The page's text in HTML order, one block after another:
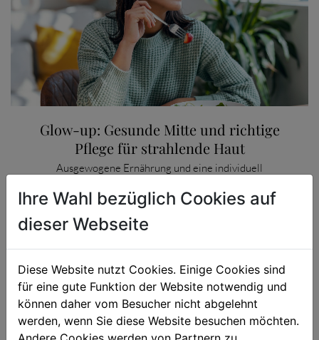
Glow-up: Gesunde Mitte und richtige
Pflege für strahlende Haut
Ausgewogene Ernährung und eine individuell

CATEGORY
KOSMETIK
Ihre Wahl bezüglich Cookies auf
dieser Webseite
Diese Website nutzt Cookies. Einige Cookies sind
für eine gute Funktion der Website notwendig und
können daher vom Besucher nicht abgelehnt
werden, wenn Sie diese Website besuchen möchten.